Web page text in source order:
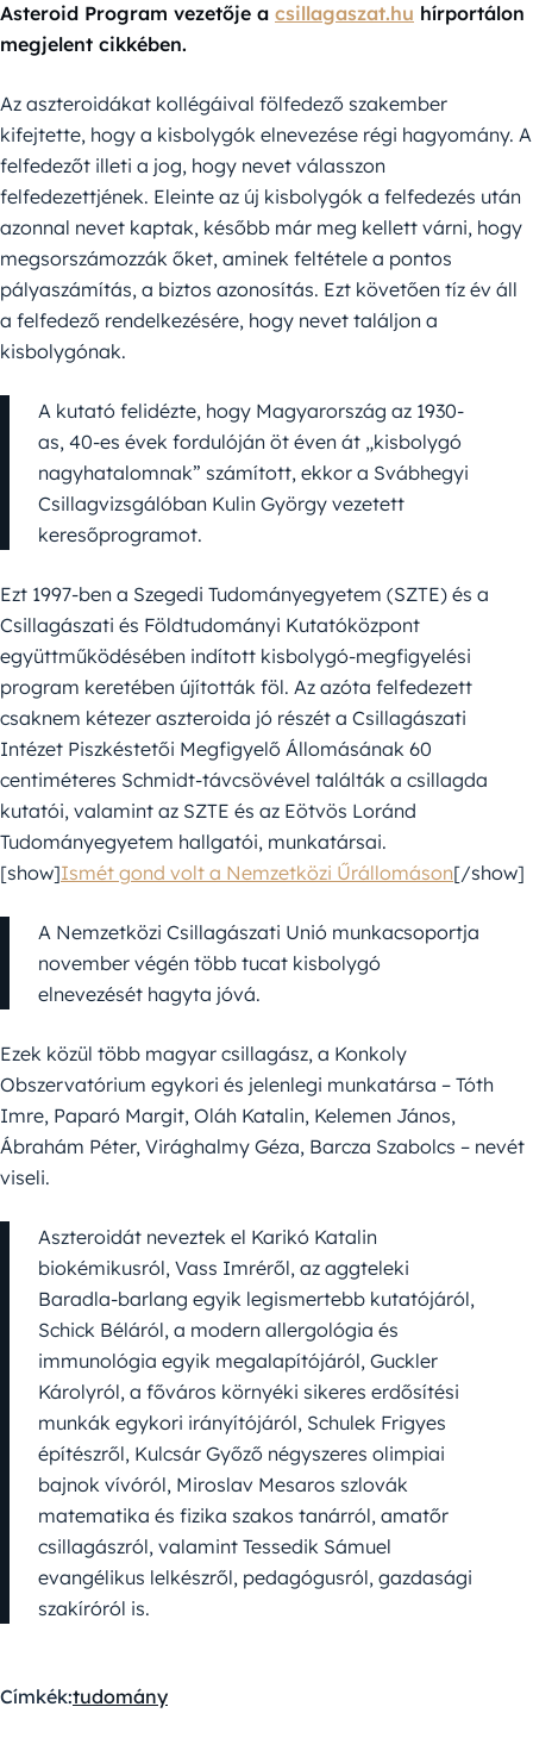
Asteroid Program vezetője a csillagaszat.hu hírportálon
megjelent cikkében.
Az aszteroidákat kollégáival fölfedező szakember
kifejtette, hogy a kisbolygók elnevezése régi hagyomány. A
felfedezőt illeti a jog, hogy nevet válasszon
felfedezettjének. Eleinte az új kisbolygók a felfedezés után
azonnal nevet kaptak, később már meg kellett várni, hogy
megsorszámozzák őket, aminek feltétele a pontos
pályaszámítás, a biztos azonosítás. Ezt követően tíz év áll
a felfedező rendelkezésére, hogy nevet találjon a
kisbolygónak.
A kutató felidézte, hogy Magyarország az 1930-
as, 40-es évek fordulóján öt éven át „kisbolygó
nagyhatalomnak” számított, ekkor a Svábhegyi
Csillagvizsgálóban Kulin György vezetett
keresőprogramot.
Ezt 1997-ben a Szegedi Tudományegyetem (SZTE) és a
Csillagászati és Földtudományi Kutatóközpont
együttműködésében indított kisbolygó-megfigyelési
program keretében újították föl. Az azóta felfedezett
csaknem kétezer aszteroida jó részét a Csillagászati
Intézet Piszkéstetői Megfigyelő Állomásának 60
centiméteres Schmidt-távcsövével találták a csillagda
kutatói, valamint az SZTE és az Eötvös Loránd
Tudományegyetem hallgatói, munkatársai.
[show]Ismét gond volt a Nemzetközi Űrállomáson[/show]
A Nemzetközi Csillagászati Unió munkacsoportja
november végén több tucat kisbolygó
elnevezését hagyta jóvá.
Ezek közül több magyar csillagász, a Konkoly
Obszervatórium egykori és jelenlegi munkatársa – Tóth
Imre, Paparó Margit, Oláh Katalin, Kelemen János,
Ábrahám Péter, Virághalmy Géza, Barcza Szabolcs – nevét
viseli.
Aszteroidát neveztek el Karikó Katalin
biokémikusról, Vass Imréről, az aggteleki
Baradla-barlang egyik legismertebb kutatójáról,
Schick Béláról, a modern allergológia és
immunológia egyik megalapítójáról, Guckler
Károlyról, a főváros környéki sikeres erdősítési
munkák egykori irányítójáról, Schulek Frigyes
építészről, Kulcsár Győző négyszeres olimpiai
bajnok vívóról, Miroslav Mesaros szlovák
matematika és fizika szakos tanárról, amatőr
csillagászról, valamint Tessedik Sámuel
evangélikus lelkészről, pedagógusról, gazdasági
szakíróról is.
Címkék:tudomány